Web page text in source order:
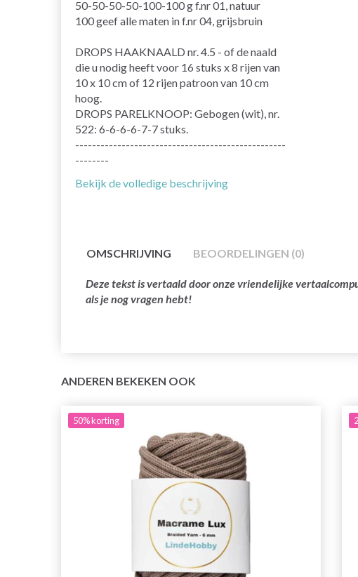
50-50-50-50-100-100 g f.nr 01, natuur
100 geef alle maten in f.nr 04, grijsbruin
DROPS HAAKNAALD nr. 4.5 - of de naald
die u nodig heeft voor 16 stuks x 8 rijen van
10 x 10 cm of 12 rijen patroon van 10 cm
hoog.
DROPS PARELKNOOP: Gebogen (wit), nr.
522: 6-6-6-6-7-7 stuks.
--------------------------------------------------
--------
Bekijk de volledige beschrijving
OMSCHRIJVING BEOORDELINGEN (0)
Deze tekst is vertaald door onze vriendelijke
als je nog vragen hebt!
ANDEREN BEKEKEN OOK
50%korting